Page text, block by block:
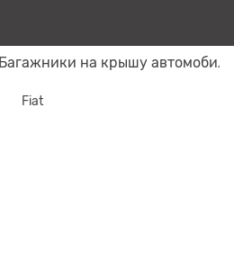
Багажники на крышу автомобиля
Fiat